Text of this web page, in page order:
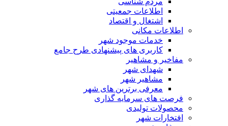
اطلاعات جمعیتی
اشتغال و اقتصاد
اطلاعات مکانی
خدمات موجود شهر
کاربری های پیشنهادی طرح جامع
مفاخیر و مشاهیر
شهدای شهر
مشاهیر شهر
معرفی برترین های شهر
فرصت های سرمایه گذاری
محصولات تولیدی
افتخارات شهر